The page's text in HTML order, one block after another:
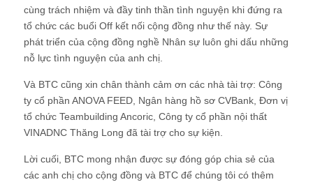
cùng trách nhiệm và đầy tinh thần tình nguyện khi đứng ra
tổ chức các buổi Off kết nối cộng đồng như thế này. Sự
phát triển của cộng đồng nghề Nhân sự luôn ghi dấu những
nỗ lực tình nguyện của anh chị.
Và BTC cũng xin chân thành cảm ơn các nhà tài trợ: Công
ty cổ phần ANOVA FEED, Ngân hàng hồ sơ CVBank, Đơn vị
tổ chức Teambuilding Ancoric, Công ty cổ phần nội thất
VINADNC Thăng Long đã tài trợ cho sự kiện.
Lời cuối, BTC mong nhận được sự đóng góp chia sẻ của
các anh chị cho cộng đồng và BTC để chúng tôi có thêm